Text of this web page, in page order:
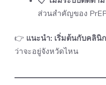
ส่วนสำคัญของ
👉 แนะนำ: เริ่มต้นกับคลินิ
ว่าจะอยู่จังหวัดไหน